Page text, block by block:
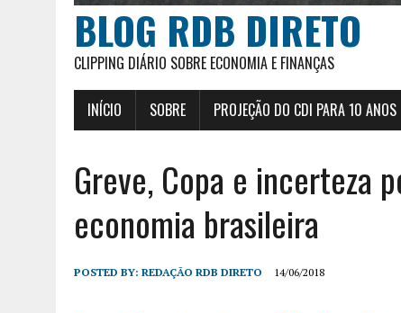
BLOG RDB DIRETO
CLIPPING DIÁRIO SOBRE ECONOMIA E FINANÇAS
INÍCIO SOBRE PROJEÇÃO DO CDI PARA 10 ANOS
Greve, Copa e incerteza
economia brasileira
POSTED BY: REDAÇÃO RDB DIRETO 14/06/2018